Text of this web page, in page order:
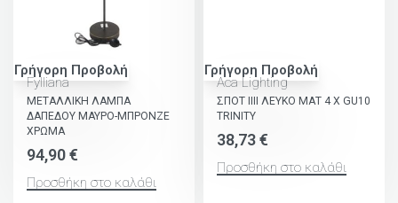
Γρήγορη Προβολή
Fylliana
ΜΕΤΑΛΛΙΚΗ ΛΑΜΠΑ
ΔΑΠΕΔΟΥ ΜΑΥΡΟ-ΜΠΡΟΝΖΕ
ΧΡΩΜΑ
94,90€
Προσθήκη στο καλάθι
Γρήγορη Προβολή
Aca Lighting
ΣΠΟΤ ΙΙΙΙ ΛΕΥΚΟ ΜΑΤ 4 Χ GU10
TRINITY
38,73€
Προσθήκη στο καλάθι